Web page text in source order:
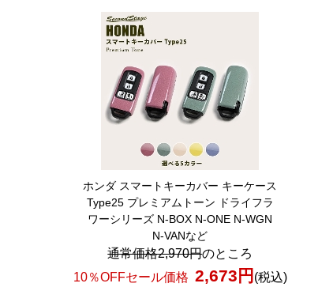
ホンダ スマートキーカバー キーケース
Type25 プレミアムトーン ドライフラ
ワーシリーズ N-BOX N-ONE N-WGN
N-VANなど
通常価格2,970円のところ
10％OFFセール価格 2,673円 (税込)